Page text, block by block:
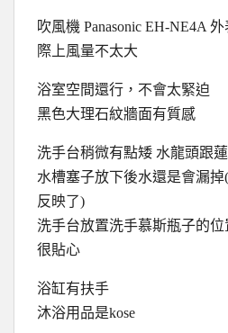
吹風機 Panasonic EH-NE4A
際上風量不太大
浴室空間還行，不會太緊迫
黑色大理石紋牆面有質感
洗手台稍微有點矮 水龍頭跟
水槽塞子放下後水還是會漏
反映了)
洗手台放置洗手慕斯瓶子的位
很貼心
浴缸有扶手
沐浴用品是kose